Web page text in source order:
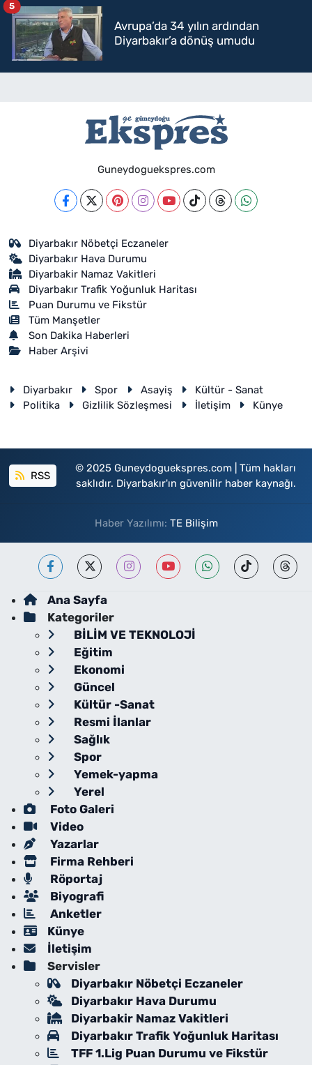
Avrupa’da 34 yılın ardından
Diyarbakır’a dönüş umudu
5
Guneydoguekspres.com
Diyarbakır Nöbetçi Eczaneler
Diyarbakır Hava Durumu
Diyarbakir Namaz Vakitleri
Diyarbakır Trafik Yoğunluk Haritası
Puan Durumu ve Fikstür
Tüm Manşetler
Son Dakika Haberleri
Haber Arşivi
Diyarbakır Spor Asayiş
Kültür - Sanat
Politika
Gizlilik Sözleşmesi İletişim Künye
RSS
© 2025 Guneydoguekspres.com | Tüm hakları
saklıdır. Diyarbakır'ın güvenilir haber kaynağı.
Haber Yazılımı: TE Bilişim
Ana Sayfa
Kategoriler
BİLİM VE TEKNOLOJİ
Eğitim
Ekonomi
Güncel
Kültür -Sanat
Resmi İlanlar
Sağlık
Spor
Yemek-yapma
Yerel
Foto Galeri
Video
Yazarlar
Firma Rehberi
Röportaj
Biyografi
Anketler
Künye
İletişim
Servisler
Diyarbakır Nöbetçi Eczaneler
Diyarbakır Hava Durumu
Diyarbakir Namaz Vakitleri
Diyarbakır Trafik Yoğunluk Haritası
TFF 1.Lig Puan Durumu ve Fikstür